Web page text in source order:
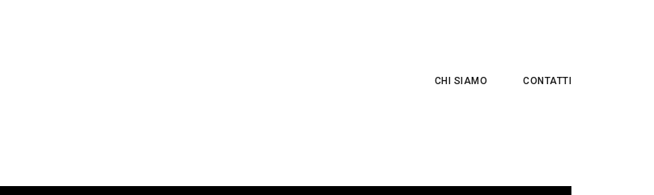
CHI SIAMO CONTATTI